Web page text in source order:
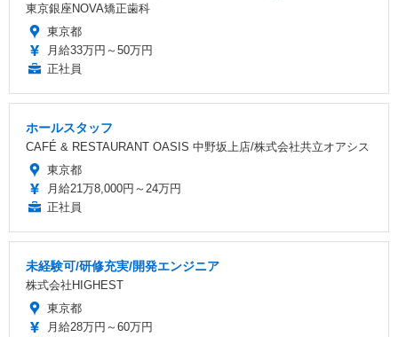
東京銀座NOVA矯正歯科
東京都
月給33万円～50万円
正社員
ホールスタッフ
CAFÉ & RESTAURANT OASIS 中野坂上店/株式会社共立オアシス
東京都
月給21万8,000円～24万円
正社員
未経験可/研修充実/開発エンジニア
株式会社HIGHEST
東京都
月給28万円～60万円